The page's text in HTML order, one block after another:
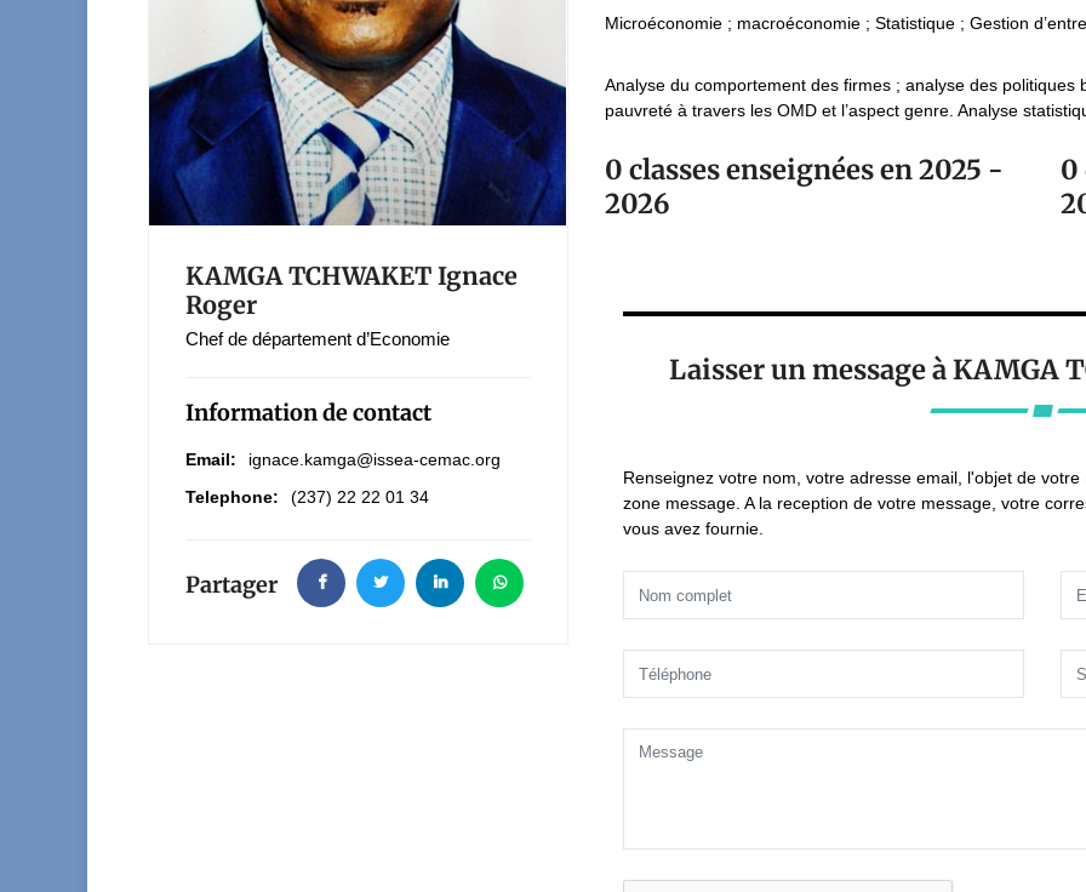
KAMGA TCHWAKET Ignace
Roger
Chef de département d’Economie
Information de contact
Email:
ignace.kamga@issea-cemac.org
Telephone:
(237) 22 22 01 34
Partager
Microéconomie ; macroéconomie ; Statistique ; Gestion
Analyse du comportement des firmes ; analyse des
pauvreté à travers les OMD et l’aspect genre. Analyse
0 classes enseignées en 2025 -
2026
0
Laisser un message à KAMGA
Renseignez votre nom, votre adresse email, l'objet de
zone message. A la reception de votre message, votre
vous avez fournie.